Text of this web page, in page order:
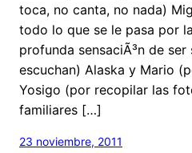
toca, no canta, no nada)
todo lo que se le pasa por
profunda sensaciÃ³n de
escuchan) Alaska y Mario
Yosigo (por recopilar las
familiares […]
23 noviembre, 2011